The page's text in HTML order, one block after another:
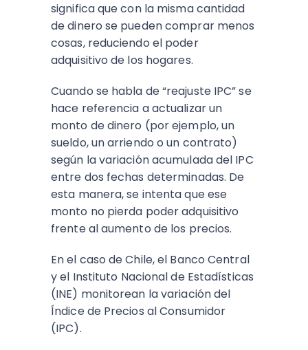
significa que con la misma cantidad
de dinero se pueden comprar menos
cosas, reduciendo el poder
adquisitivo de los hogares.
Cuando se habla de “reajuste IPC” se
hace referencia a actualizar un
monto de dinero (por ejemplo, un
sueldo, un arriendo o un contrato)
según la variación acumulada del IPC
entre dos fechas determinadas. De
esta manera, se intenta que ese
monto no pierda poder adquisitivo
frente al aumento de los precios.
En el caso de Chile, el Banco Central
y el Instituto Nacional de Estadísticas
(INE) monitorean la variación del
Índice de Precios al Consumidor
(IPC).